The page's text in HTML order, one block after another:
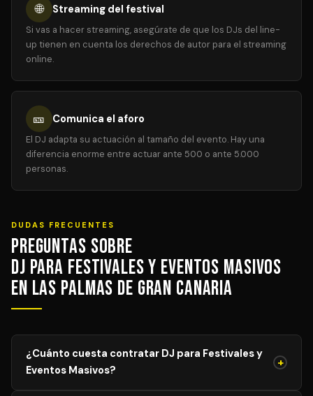
🌐 Streaming del festival
Si vas a hacer streaming, asegúrate de que los DJs del line-
up tienen en cuenta los derechos de autor para el streaming
online.
🎫 Comunica el aforo
El DJ adapta su actuación al tamaño del evento. Hay una
diferencia enorme entre actuar ante 500 o ante 5.000
personas.
DUDAS FRECUENTES
Preguntas sobre
DJ para Festivales y Eventos Masivos
en Las Palmas de Gran Canaria
¿Cuánto cuesta contratar DJ para Festivales y
Eventos Masivos?
+